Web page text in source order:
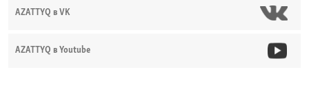
AZATTYQ в VK
AZATTYQ в Youtube